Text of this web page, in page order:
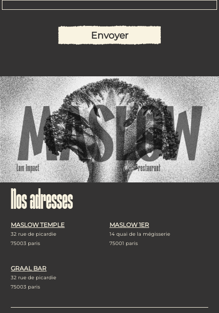
Nos adresses
MASLOW TEMPLE
32 rue de picardie
75003 paris
MASLOW 1ER
14 quai de la mégisserie
75001 paris
GRAAL BAR
32 rue de picardie
75003 paris